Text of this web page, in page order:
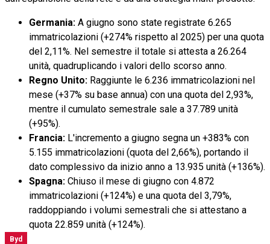
Germania: A giugno sono state registrate 6.265
immatricolazioni (+274% rispetto al 2025) per una quota
del 2,11%. Nel semestre il totale si attesta a 26.264
unità, quadruplicando i valori dello scorso anno.
Regno Unito: Raggiunte le 6.236 immatricolazioni nel
mese (+37% su base annua) con una quota del 2,93%,
mentre il cumulato semestrale sale a 37.789 unità
(+95%).
Francia: L'incremento a giugno segna un +383% con
5.155 immatricolazioni (quota del 2,66%), portando il
dato complessivo da inizio anno a 13.935 unità (+136%).
Spagna: Chiuso il mese di giugno con 4.872
immatricolazioni (+124%) e una quota del 3,79%,
raddoppiando i volumi semestrali che si attestano a
quota 22.859 unità (+124%).
Byd